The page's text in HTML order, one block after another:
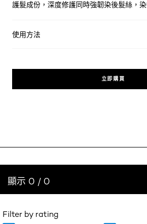
護髮成份，深度修護同時強韌染後髮絲，
使用方法
立即購買
顯示 0 / 0
Filter by rating